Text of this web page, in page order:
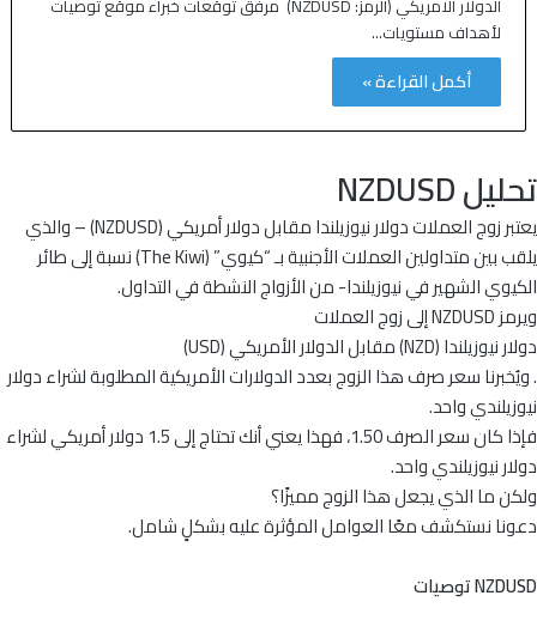
لأهداف مستويات…
أكمل القراءة »
تحليل NZDUSD
يعتبر زوج العملات دولار نيوزيلندا مقابل دولار أمريكي (NZDUSD) – والذي
يلقب بين متداولين العملات الأجنبية بـ “كيوي” (The Kiwi) نسبة إلى طائر
الكيوي الشهير في نيوزيلندا- من الأزواج النشطة في التداول.
ويرمز NZDUSD إلى زوج العملات
دولار نيوزيلندا (NZD) مقابل الدولار الأمريكي (USD)
. ويُخبرنا سعر صرف هذا الزوج بعدد الدولارات الأمريكية المطلوبة لشراء دولار
نيوزيلندي واحد.
فإذا كان سعر الصرف 1.50، فهذا يعني أنك تحتاج إلى 1.5 دولار أمريكي لشراء
دولار نيوزيلندي واحد.
ولكن ما الذي يجعل هذا الزوج مميزًا؟
دعونا نستكشف معًا العوامل المؤثرة عليه بشكلٍ شامل.
NZDUSD توصيات